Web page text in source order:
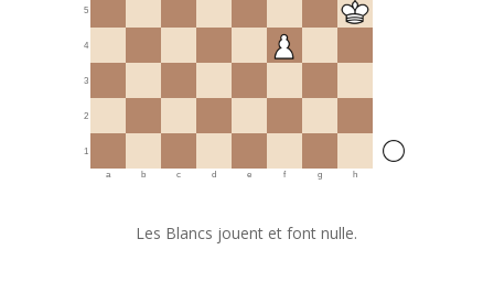
1
2
3
4
5
a b c d e f g h
Les Blancs jouent et font nulle.